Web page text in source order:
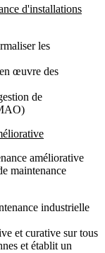
d'installations
les
œuvre des
de
améliorative
maintenance
industrielle
et curative sur tous
et établit un